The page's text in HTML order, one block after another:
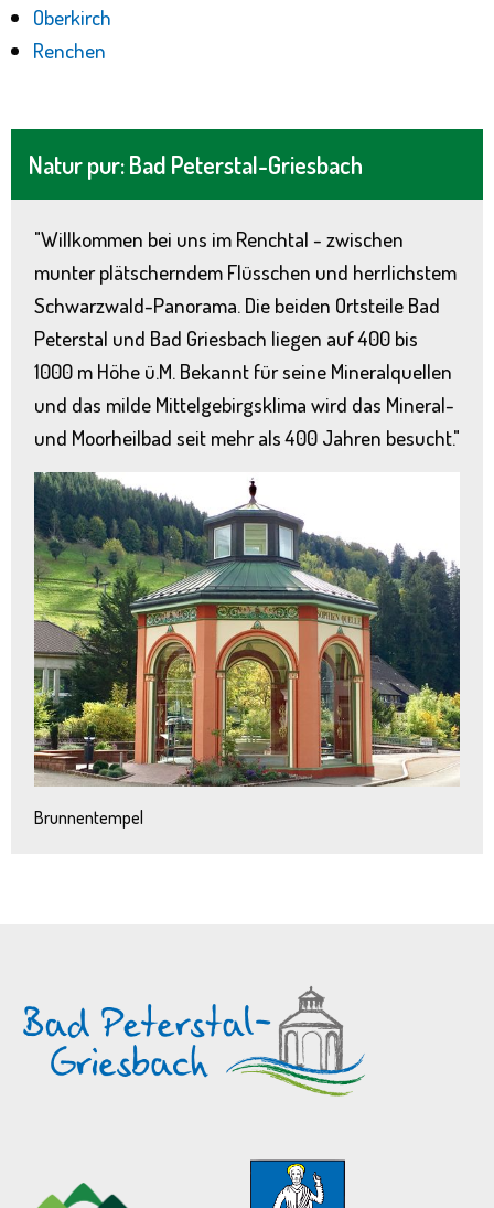
Natur pur: Bad Peterstal-Griesbach
"Willkommen bei uns im Renchtal - zwischen
munter plätscherndem Flüsschen und herrlichstem
Schwarzwald-Panorama. Die beiden Ortsteile Bad
Peterstal und Bad Griesbach liegen auf 400 bis
1000 m Höhe ü.M. Bekannt für seine Mineralquellen
und das milde Mittelgebirgsklima wird das Mineral-
und Moorheilbad seit mehr als 400 Jahren besucht."
Brunnentempel
Oberkirch
Renchen